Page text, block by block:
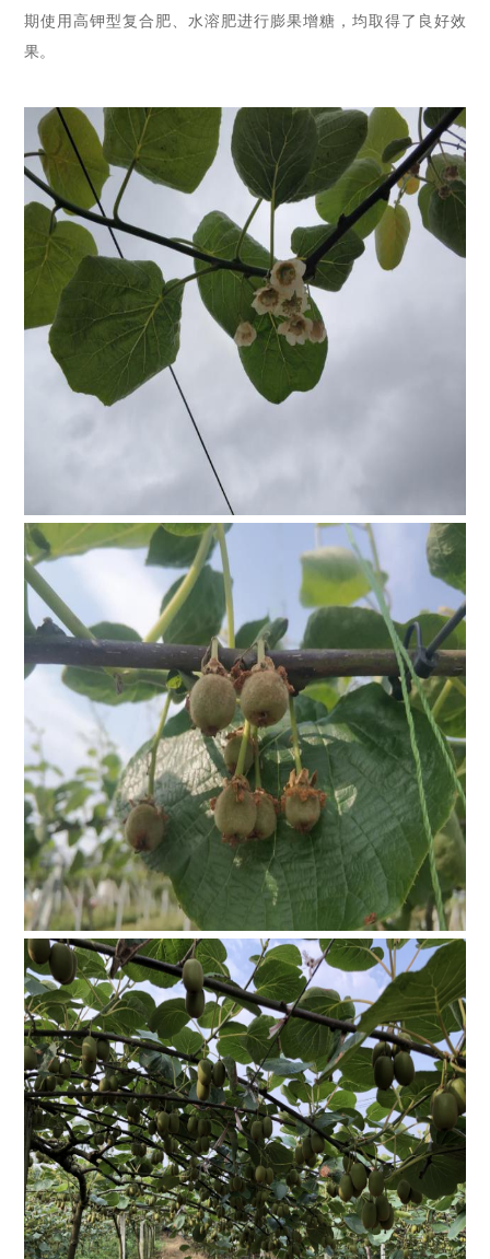
期使用高钾型复合肥、水溶肥进行膨果增糖 ， 均取得了 良好效
果。